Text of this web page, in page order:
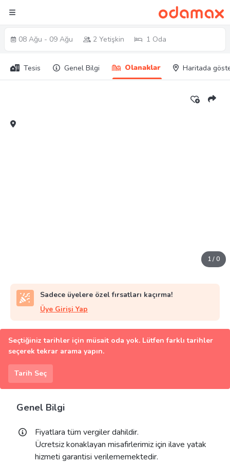
08 Ağu - 09 Ağu 2 Yetişkin 1 Oda
Tesis Genel Bilgi Olanaklar Haritada
1/0
Sadece üyelere özel fırsatları kaçırma!
Üye Girişi Yap
Seçtiğiniz tarihler için müsait oda yok. Lütfen farklı tarihler
seçerek tekrar arama yapın.
Tarih Seç
Genel Bilgi
Fiyatlara tüm vergiler dahildir.
Ücretsiz konaklayan misafirlerimiz için ilave yatak
hizmeti garantisi verilememektedir.